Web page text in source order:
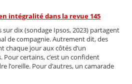
intégralité dans la revue 145
sur dix (sondage Ipsos, 2023) partagent
de compagnie. Autrement dit, des
chaque jour aux côtés d’un
certains, c’est un confident
l’oreille. Pour d’autres, un camarade